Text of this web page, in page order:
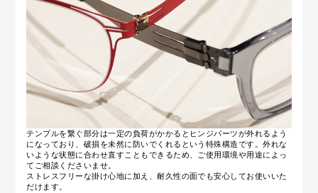
テンプルを繋ぐ部分は一定の負荷がかかるとヒンジパーツが外れるよう
になっており、破損を未然に防いでくれるという特殊構造です。外れな
いような状態に合わせ直すこともできるため、ご使用環境や用途によっ
てご相談くださいませ。
ストレスフリーな掛け心地に加え、耐久性の面でも安心してお使いいた
だけます。